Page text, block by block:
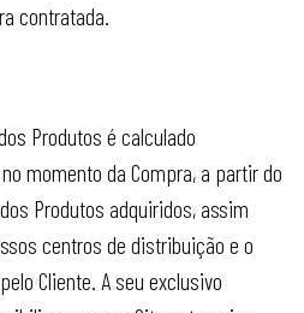
contratada.
Produtos é calculado
momento da Compra, a partir do
Produtos adquiridos, assim
centros de distribuição e o
Cliente. A seu exclusivo